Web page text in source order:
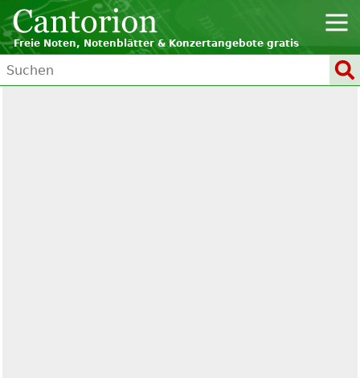
Freie Noten, Notenblätter & Konzertangebote gratis